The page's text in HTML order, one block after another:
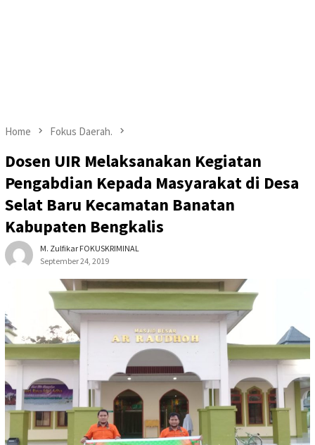
Home Fokus Daerah.
Dosen UIR Melaksanakan Kegiatan
Pengabdian Kepada Masyarakat di Desa
Selat Baru Kecamatan Banatan
Kabupaten Bengkalis
M. Zulfikar FOKUSKRIMINAL
September 24, 2019